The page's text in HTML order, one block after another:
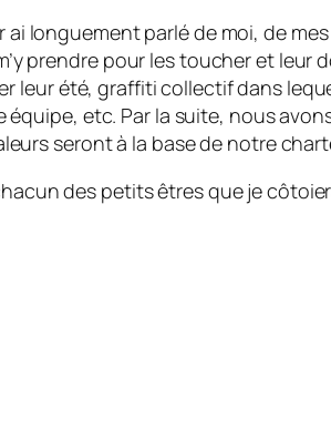
longuement parlé de moi, de
prendre pour les toucher et leur
été, graffiti collectif dans
etc. Par la suite, nous
seront à la base de notre
des petits êtres que je